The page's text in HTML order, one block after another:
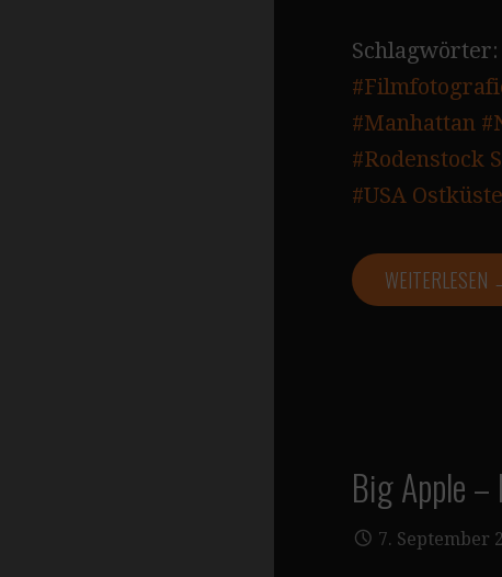
Schlagwörter:
#Manhattan
#Rodenstock
#USA Ostküste
WEITERLESEN
Big Apple –
7. September